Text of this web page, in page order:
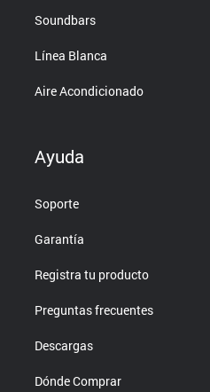
Soundbars
Línea Blanca
Aire Acondicionado
Ayuda
Soporte
Garantía
Registra tu producto
Preguntas frecuentes
Descargas
Dónde Comprar